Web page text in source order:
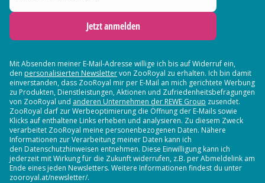
Jetzt anmelden
Mit Absenden meiner E-Mail-Adresse willige ich bis auf Widerruf ein,
den personalisierten Newslettervon ZooRoyal zu erhalten. Ich bin damit
einverstanden, dass ZooRoyal mir per E-Mail an mich gerichtete Werbung
zu Produkten, Dienstleistungen, Aktionen und Zufriedenheitsbefragungen
von ZooRoyal und anderen Unternehmen der REWE Group zusendet.
ZooRoyal darf zur Werbeoptimierung die Öffnung der E-Mails sowie
Klicks auf enthaltene Links erheben und analysieren. Zu diesem Zweck
verarbeitet ZooRoyal meine personenbezogenen Daten. Nähere
Informationen zur Verarbeitung meiner Daten kann ich
den Datenschutzhinweisen entnehmen. Diese Einwilligung kann ich
jederzeit mit Wirkung für die Zukunft widerrufen, z.B. per Abmeldelink am
Ende eines jeden Newsletters. Weitere Informationen findest du unter
zooroyal.at/newsletter/.